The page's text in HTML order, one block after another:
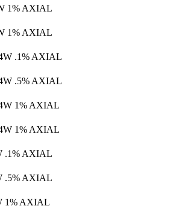
1% AXIAL
1% AXIAL
.1% AXIAL
.5% AXIAL
1% AXIAL
1% AXIAL
.1% AXIAL
.5% AXIAL
1% AXIAL